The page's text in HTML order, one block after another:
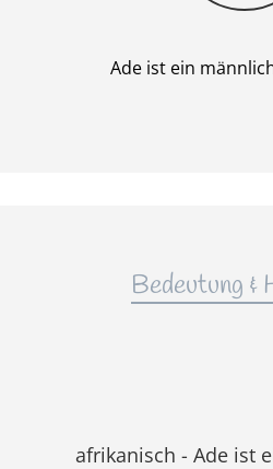
Ade ist ein
Bedeutung
afrikanisch - Ade ist